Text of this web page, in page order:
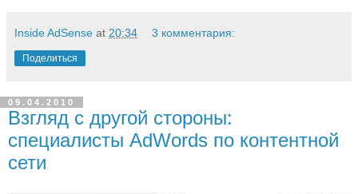
Inside AdSense at 20:34 3 комментария:
Поделиться
09.04.2010
Взгляд с другой стороны:
специалисты AdWords по контентной
сети